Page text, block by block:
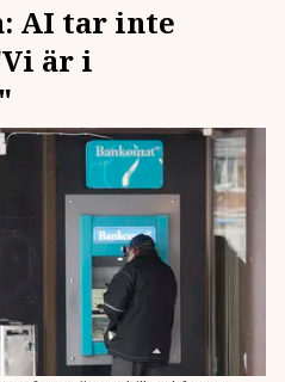
AI tar inte
är i